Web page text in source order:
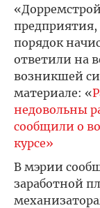
предприятия,
порядок
ответили на
возникшей
материале: «
недовольны
сообщили о
курсе»
В мэрии
заработной